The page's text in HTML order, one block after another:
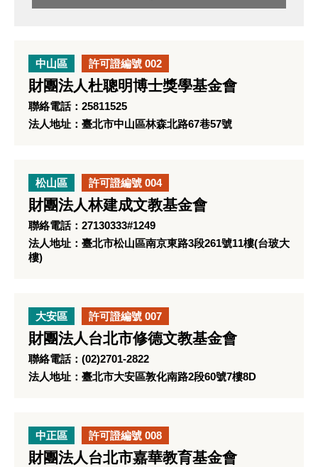
中山區 許可證編號 002
財團法人杜聰明博士獎學基金會
聯絡電話：25811525
法人地址：臺北市中山區林森北路67巷57號
松山區 許可證編號 004
財團法人林建成文教基金會
聯絡電話：27130333#1249
法人地址：臺北市松山區南京東路3段261號11樓(台玻大
樓)
大安區 許可證編號 007
財團法人台北市修德文教基金會
聯絡電話：(02)2701-2822
法人地址：臺北市大安區敦化南路2段60號7樓8D
中正區 許可證編號 008
財團法人台北市嘉華教育基金會